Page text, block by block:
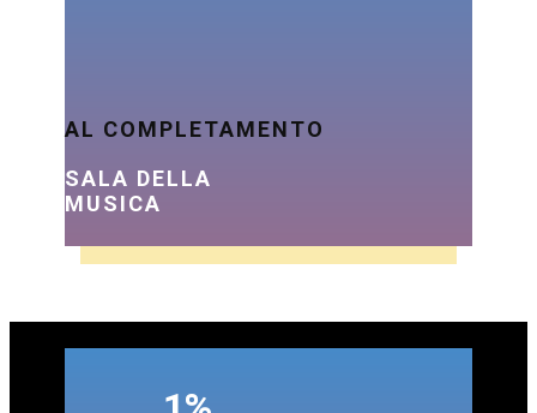
AL COMPLETAMENTO
SALA DELLA
MUSICA